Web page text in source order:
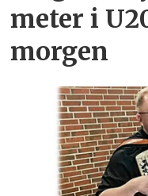
meter i
morgen